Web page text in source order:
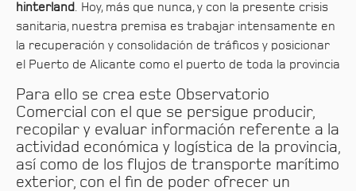
hinterland
. Hoy, más que nunca, y con la presente crisis
sanitaria, nuestra premisa es trabajar intensamente en
la recuperación y consolidación de tráficos y posicionar
el Puerto de Alicante como el puerto de toda la provincia
Para ello se crea este Observatorio
Comercial con el que se persigue producir,
recopilar y evaluar información referente a la
actividad económica y logística de la provincia,
así como de los flujos de transporte marítimo
exterior, con el fin de poder ofrecer un